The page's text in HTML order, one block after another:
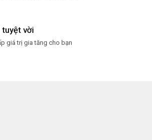
tuyệt vời
giá trị gia tăng cho bạn